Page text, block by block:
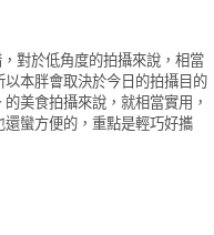
對於低角度的拍攝來說，相當
本胖會取決於今日的拍攝目的
美食拍攝來說，就相當實用，
蠻方便的，重點是輕巧好攜